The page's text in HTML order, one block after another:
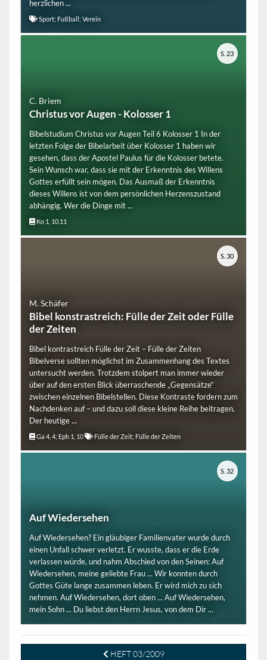
herzlichen ...
Sport; Fußball; Verein
C. Briem
Christus vor Augen - Kolosser 1
Bibelstudium Christus vor Augen Teil 6 Kolosser 1 In der
letzten Folge der Bibelarbeit über Kolosser 1 haben wir
gesehen, dass der Apostel Paulus für die Kolosser betete.
Sein Wunsch war, dass sie mit der Erkenntnis des Willens
Gottes erfüllt sein mögen. Das Ausmaß der Erkenntnis
dieses Willens ist von dem persönlichen Herzenszustand
abhängig. Wer die Dinge mit ...
Ko 1, 10.11
S. 23
M. Schäfer
Bibel konstrastreich: Fülle der Zeit oder Fülle
der Zeiten
Bibel kontrastreich Fülle der Zeit – Fülle der Zeiten
Bibelverse sollten möglichst im Zusammenhang des Textes
untersucht werden. Trotzdem stolpert man immer wieder
über auf den ersten Blick überraschende „Gegensätze“
zwischen einzelnen Bibelstellen. Diese Kontraste fordern zum
Nachdenken auf – und dazu soll diese kleine Reihe beitragen.
Der heutige ...
Ga 4, 4; Eph 1, 10 Fülle der Zeit; Fülle der Zeiten
S. 30
Auf Wiedersehen
Auf Wiedersehen? Ein gläubiger Familienvater wurde durch
einen Unfall schwer verletzt. Er wusste, dass er die Erde
verlassen würde, und nahm Abschied von den Seinen: Auf
Wiedersehen, meine geliebte Frau ... Wir konnten durch
Gottes Güte lange zusammen leben. Er wird mich zu sich
nehmen. Auf Wiedersehen, dort oben ... Auf Wiedersehen,
mein Sohn ... Du liebst den Herrn Jesus, von dem Dir ...
S. 32
HEFT 03/2009